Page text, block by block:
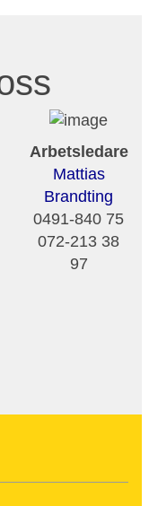
Arbetsledare
Mattias
Brandting
0491-840 75
072-213 38
97